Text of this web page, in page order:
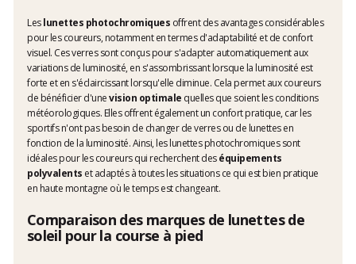
Leslunettes photochromiques offrent des avantages considérables
pour les coureurs, notamment en termes d'adaptabilité et de confort
visuel. Ces verres sont conçus pour s'adapter automatiquement aux
variations de luminosité, en s'assombrissant lorsque la luminosité est
forte et en s'éclaircissant lorsqu'elle diminue. Cela permet aux coureurs
de bénéficier d'unevision optimale quelles que soient les conditions
météorologiques. Elles offrent également un confort pratique, car les
sportifs n'ont pas besoin de changer de verres ou de lunettes en
fonction de la luminosité. Ainsi, les lunettes photochromiques sont
idéales pour les coureurs qui recherchent deséquipements
polyvalents et adaptés à toutes les situations ce qui est bien pratique
en haute montagne où le temps est changeant.
Comparaison des marques de lunettes de
soleil pour la course à pied